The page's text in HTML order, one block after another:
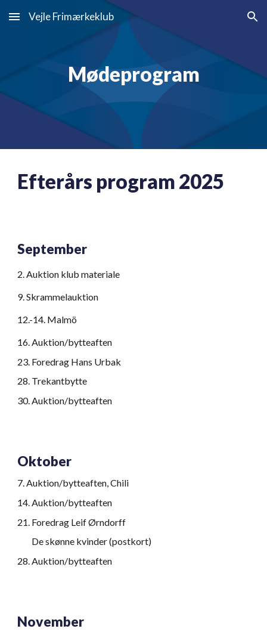
Skip to main content Skip to navigation
Vejle Frimærkeklub
Mødeprogram
Efterårs program 2025
September
2.Auktion klub materiale
9.Skrammelauktion
12.-14. Malmö
16.Auktion/bytteaften
23 Foredrag Hans Urbak
28. Trekantbytte
30.Auktion/bytteaften
Oktober
7.Auktion/bytteaften, Chili
14.Auktion/bytteaften
21 Foredrag Leif Ørndorff
De skønne kvinder (postkort)
28.Auktion/bytteaften
November